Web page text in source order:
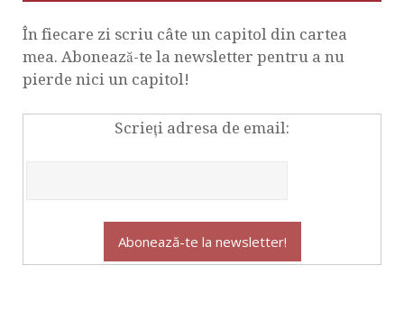
În fiecare zi scriu câte un capitol din cartea
mea. Abonează-te la newsletter pentru a nu
pierde nici un capitol!
Scrieți adresa de email: